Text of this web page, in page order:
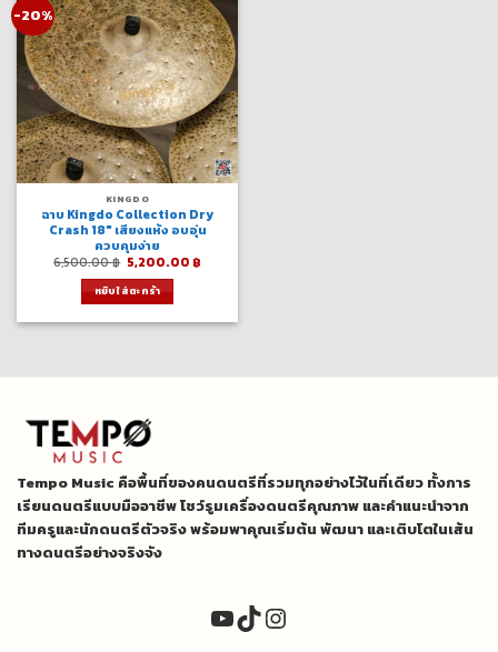
-20%
KINGDO
ฉาบ Kingdo Collection Dry
Crash 18″ เสียงแห้ง อบอุ่น
ควบคุมง่าย
6,500.00฿ Original
price
was:
6,500.00 ฿.
5,200.00 ฿Current
หยิบใส่ตะกร้า
Tempo Music คือพื้นที่ของคนดนตรีที่รวมทุกอย่างไว้ในที่เดียว ทั้งการ
เรียนดนตรีแบบมืออาชีพ โชว์รูมเครื่องดนตรีคุณภาพ และคำแนะนำจาก
ทีมครูและนักดนตรีตัวจริง พร้อมพาคุณเริ่มต้น พัฒนา และเติบโตในเส้น
ทางดนตรีอย่างจริงจัง
YouTube
TikTok
Instagram